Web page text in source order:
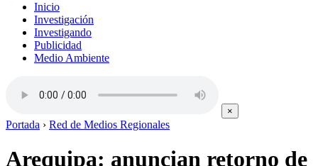
Inicio
Investigación
Investigando
Publicidad
Medio Ambiente
×
Portada › Red de Medios Regionales
Arequipa: anuncian retorno de